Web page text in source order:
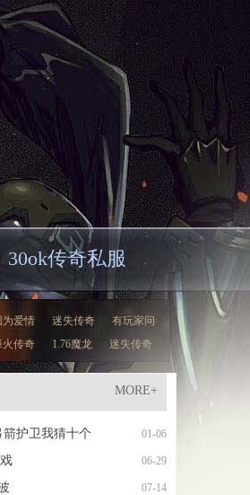
30ok传奇私服
为爱情 迷失传奇
有玩家问
火传奇
1.76魔龙 迷失传奇
MORE+
01-06
护卫我猜十个
06-29
07-14